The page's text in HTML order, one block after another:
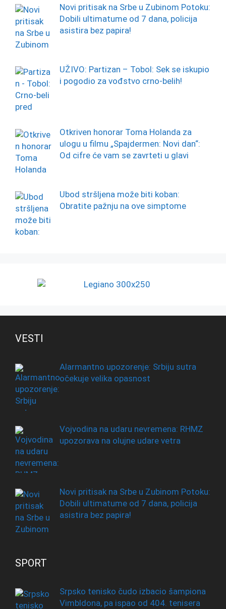
Novi pritisak na Srbe u Zubinom Potoku:
Dobili ultimatume od 7 dana, policija
asistira bez papira!
UŽIVO: Partizan – Tobol: Sek se iskupio
i pogodio za vođstvo crno-belih!
Otkriven honorar Toma Holanda za
ulogu u filmu „Spajdermen: Novi dan“:
Od cifre će vam se zavrteti u glavi
Ubod stršljena može biti koban:
Obratite pažnju na ove simptome
VESTI
Alarmantno upozorenje: Srbiju sutra
očekuje velika opasnost
Vojvodina na udaru nevremena: RHMZ
upozorava na olujne udare vetra
Novi pritisak na Srbe u Zubinom Potoku:
Dobili ultimatume od 7 dana, policija
asistira bez papira!
SPORT
Srpsko tenisko čudo izbacio šampiona
Vimbldona, pa ispao od 404. tenisera